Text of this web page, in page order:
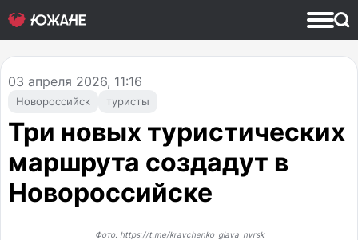
Новороссийск туристы
03 апреля 2026, 11:16
Три новых туристических
маршрута создадут в
Новороссийске
Фото: https://t.me/kravchenko_glava_nvrsk